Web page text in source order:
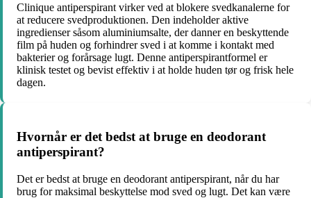
Clinique antiperspirant virker ved at blokere svedkanalerne for
at reducere svedproduktionen. Den indeholder aktive
ingredienser såsom aluminiumsalte, der danner en beskyttende
film på huden og forhindrer sved i at komme i kontakt med
bakterier og forårsage lugt. Denne antiperspirantformel er
klinisk testet og bevist effektiv i at holde huden tør og frisk hele
dagen.
Hvornår er det bedst at bruge en deodorant
antiperspirant?
Det er bedst at bruge en deodorant antiperspirant, når du har
brug for maksimal beskyttelse mod sved og lugt. Det kan være